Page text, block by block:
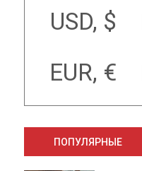
USD, $
EUR, €
ПОПУЛЯРНЫЕ